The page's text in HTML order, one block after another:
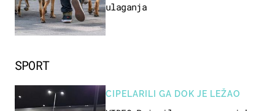
SPORT
CIPELARILI GA DOK JE LEŽAO
ulaganja